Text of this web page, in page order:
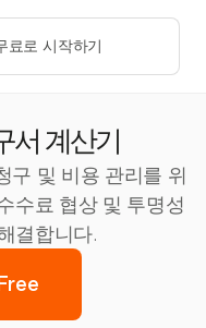
료로 시작하기
서 계산기
구 및 비용 관리를 위
수료 협상 및 투명성
결합니다.